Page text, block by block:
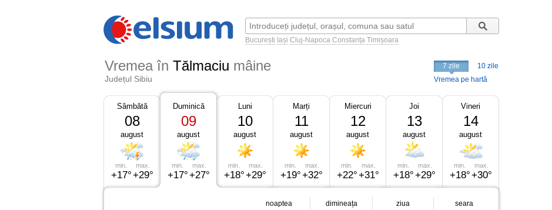
București Iași Cluj-Napoca Constanța Timișoara
Vremea în Tălmaciu mâine
Județul Sibiu
7 zile
10 zile
Vremea pe hartă
Sâmbătă
08
august
min.
+17°
max.
+29°
Duminică
09
august
min.
+17°
max.
+27°
Luni
10
august
min.
+18°
max.
+29°
Marți
11
august
min.
+19°
max.
+32°
Miercuri
12
august
min.
+22°
max.
+31°
Joi
13
august
min.
+18°
max.
+29°
Vineri
14
august
min.
+18°
max.
+30°
noaptea dimineața ziua seara